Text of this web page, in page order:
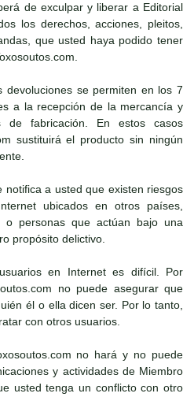
de exculpar y liberar a Editorial
los derechos, acciones, pleitos,
que usted haya podido tener
devoluciones se permiten en los 7
a la recepción de la mercancía y
de fabricación. En estos casos
sustituirá el producto sin ningún
notifica a usted que existen riesgos
ubicados en otros países,
o personas que actúan bajo una
propósito delictivo.
en Internet es difícil. Por
no puede asegurar que
él o ella dicen ser. Por lo tanto,
con otros usuarios.
no hará y no puede
y actividades de Miembro
usted tenga un conflicto con otro